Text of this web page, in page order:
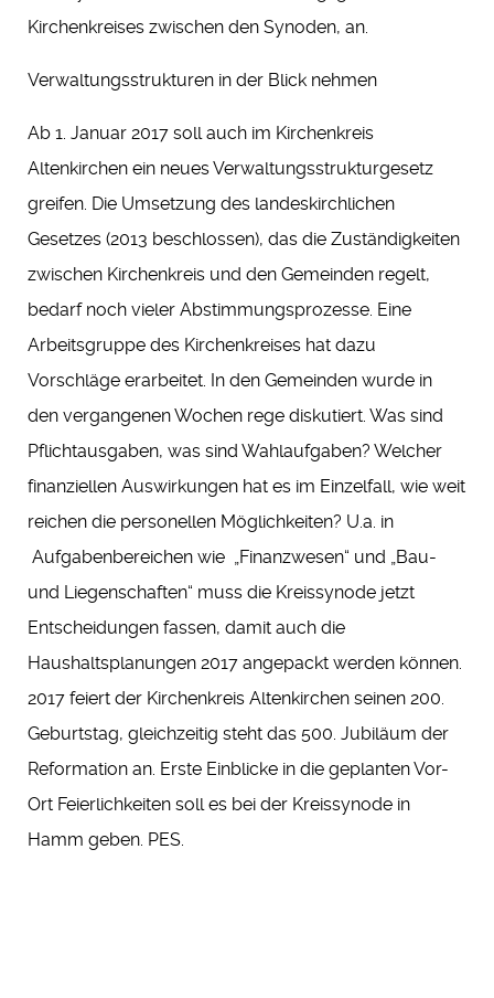
Kirchenkreises zwischen den Synoden, an.
Verwaltungsstrukturen in der Blick nehmen
Ab 1. Januar 2017 soll auch im Kirchenkreis
Altenkirchen ein neues Verwaltungsstrukturgesetz
greifen. Die Umsetzung des landeskirchlichen
Gesetzes (2013 beschlossen), das die Zuständigkeiten
zwischen Kirchenkreis und den Gemeinden regelt,
bedarf noch vieler Abstimmungsprozesse. Eine
Arbeitsgruppe des Kirchenkreises hat dazu
Vorschläge erarbeitet. In den Gemeinden wurde in
den vergangenen Wochen rege diskutiert. Was sind
Pflichtausgaben, was sind Wahlaufgaben? Welcher
finanziellen Auswirkungen hat es im Einzelfall, wie weit
reichen die personellen Möglichkeiten? U.a. in
Aufgabenbereichen wie „Finanzwesen“ und „Bau-
und Liegenschaften“ muss die Kreissynode jetzt
Entscheidungen fassen, damit auch die
Haushaltsplanungen 2017 angepackt werden können.
2017 feiert der Kirchenkreis Altenkirchen seinen 200.
Geburtstag, gleichzeitig steht das 500. Jubiläum der
Reformation an. Erste Einblicke in die geplanten Vor-
Ort Feierlichkeiten soll es bei der Kreissynode in
Hamm geben. PES.